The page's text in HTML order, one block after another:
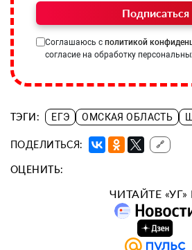
Подписаться
Соглашаюсь с политикой
согласие на обработку
ТЭГИ: ЕГЭ ОМСКАЯ ОБЛАСТЬ
ПОДЕЛИТЬСЯ: 🔗
ОЦЕНИТЬ:
ЧИТАЙТЕ «УГ»